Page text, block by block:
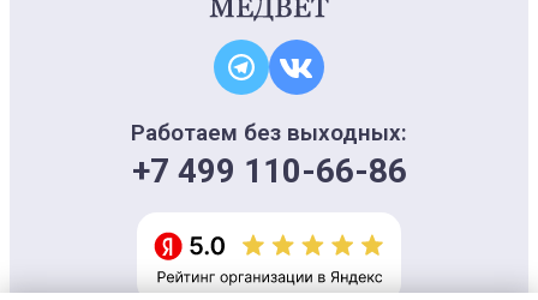
Работаем без выходных:
+7 499 110-66-86